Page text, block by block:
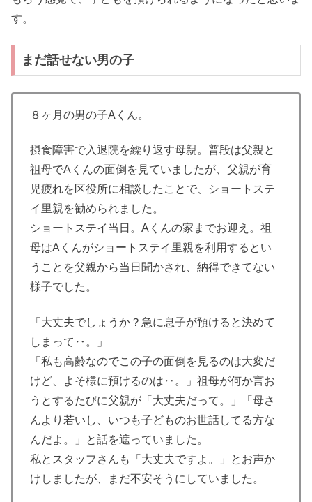
す。
まだ話せない男の子
８ヶ月の男の子Aくん。
摂食障害で入退院を繰り返す母親。普段は父親と
祖母でAくんの面倒を見ていましたが、父親が育
児疲れを区役所に相談したことで、ショートステ
イ里親を勧められました。
ショートステイ当日。Aくんの家までお迎え。祖
母はAくんがショートステイ里親を利用するとい
うことを父親から当日聞かされ、納得できてない
様子でした。
「大丈夫でしょうか？急に息子が預けると決めて
しまって‥。」
「私も高齢なのでこの子の面倒を見るのは大変だ
けど、よそ様に預けるのは‥。」祖母が何か言お
うとするたびに父親が「大丈夫だって。」「母さ
んより若いし、いつも子どものお世話してる方な
んだよ。」と話を遮っていました。
私とスタッフさんも「大丈夫ですよ。」とお声か
けしましたが、まだ不安そうにしていました。